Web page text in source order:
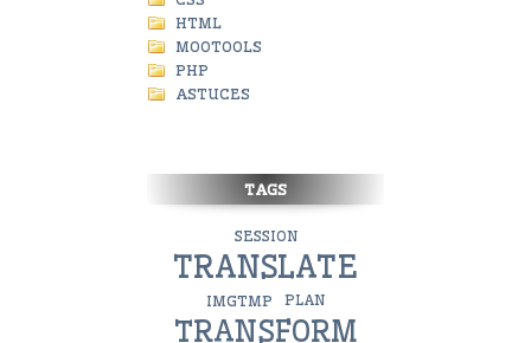
HTML
MOOTOOLS
PHP
ASTUCES
TAGS
SESSION
TRANSLATE
IMGTMP PLAN
TRANSFORM